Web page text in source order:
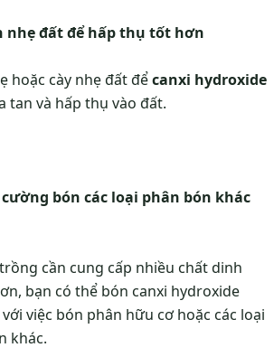
nhẹ đất để hấp thụ tốt hơn
hoặc cày nhẹ đất đểcanxi hydroxide
tan và hấp thụ vào đất.
cường bón các loại phân bón khác
cần cung cấp nhiều chất dinh
bạn có thể bón canxi hydroxide
việc bón phân hữu cơ hoặc các loại
khác.